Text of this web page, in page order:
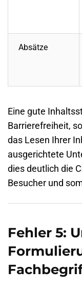
Absätze
Eine gute
Barrierefreiheit,
das Lesen Ihrer
ausgerichtete
dies deutlich die
Besucher und
Fehler 5: